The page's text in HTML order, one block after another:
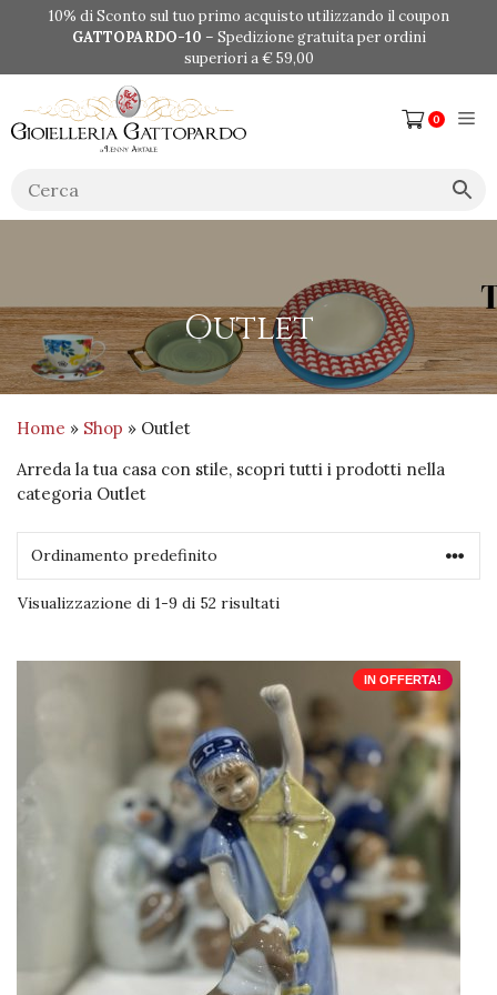
10% di Sconto sul tuo primo acquisto utilizzando il coupon
GATTOPARDO-10 – Spedizione gratuita per ordini
superiori a € 59,00
0
Outlet
Home » Shop » Outlet
Arreda la tua casa con stile, scopri tutti i prodotti nella
categoria Outlet
Visualizzazione di 1-9 di 52 risultati
IN OFFERTA!